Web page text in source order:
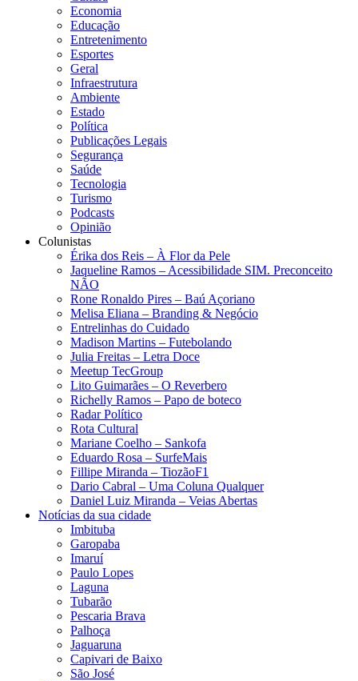
Economia
Educação
Entretenimento
Esportes
Geral
Infraestrutura
Ambiente
Estado
Política
Publicações Legais
Segurança
Saúde
Tecnologia
Turismo
Podcasts
Opinião
Colunistas
Érika dos Reis​ – À Flor da Pele
Jaqueline Ramos – Acessibilidade SIM. Preconceito
NÃO
Rone Ronaldo Pires – Baú Açoriano
Melisa Eliana – Branding & Negócio
Entrelinhas do Cuidado
Madison Martins – Futebolando
Julia Freitas​ – Letra Doce
Meetup TecGroup
Lito Guimarães – O Reverbero
Richelly Ramos​ – Papo de boteco
Radar Político
Rota Cultural
Mariane Coelho – Sankofa
Eduardo Rosa​ – SurfeMais
Fillipe Miranda – TiozãoF1
Dario Cabral – Uma Coluna Qualquer
Daniel Luiz Miranda – Veias Abertas
Notícias da sua cidade
Imbituba
Garopaba
Imaruí
Paulo Lopes
Laguna
Tubarão
Pescaria Brava
Palhoça
Jaguaruna
Capivari de Baixo
São José